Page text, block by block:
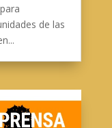
de las